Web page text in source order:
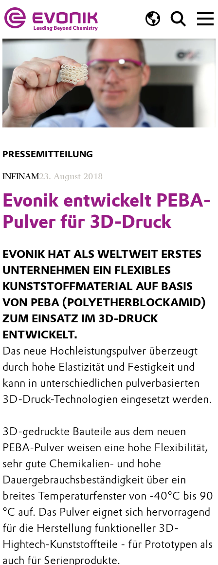
PRESSEMITTEILUNG
INFINAM23. August 2018
Evonik entwickelt PEBA-
Pulver für 3D-Druck
EVONIK HAT ALS WELTWEIT ERSTES
UNTERNEHMEN EIN FLEXIBLES
KUNSTSTOFFMATERIAL AUF BASIS
VON PEBA (POLYETHERBLOCKAMID)
ZUM EINSATZ IM 3D-DRUCK
ENTWICKELT.
Das neue Hochleistungspulver überzeugt
durch hohe Elastizität und Festigkeit und
kann in unterschiedlichen pulverbasierten
3D-Druck-Technologien eingesetzt werden.
3D-gedruckte Bauteile aus dem neuen
PEBA-Pulver weisen eine hohe Flexibilität,
sehr gute Chemikalien- und hohe
Dauergebrauchsbeständigkeit über ein
breites Temperaturfenster von -40°C bis 90
°C auf. Das Pulver eignet sich hervorragend
für die Herstellung funktioneller 3D-
Hightech-Kunststoffteile - für Prototypen als
auch für Serienprodukte.